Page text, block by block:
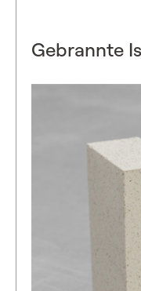
Gebrannte